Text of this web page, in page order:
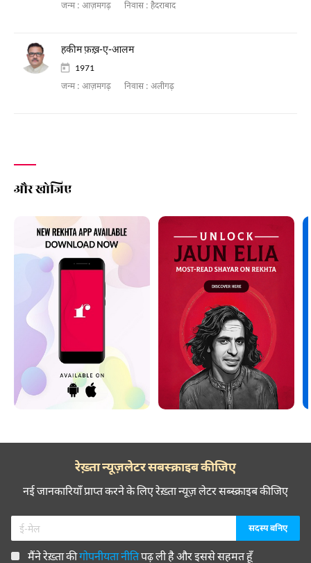
जन्म : आज़मगढ़ निवास : हैदराबाद
हकीम फ़ख़्र-ए-आलम
1971
जन्म : आज़मगढ़ निवास : अलीगढ़
और खोजिए
रेख़्ता न्यूज़लेटर सबस्क्राइब कीजिए
नई जानकारियाँ प्राप्त करने के लिए रेख़्ता न्यूज़ लेटर सब्स्क्राइब कीजिए
मैंने रेख़्ता कीगोपनीयता नीतिपढ़ ली है और इससे सहमत हूँ